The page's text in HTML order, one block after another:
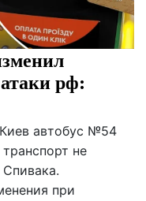
рф:
автобус №54
не
при